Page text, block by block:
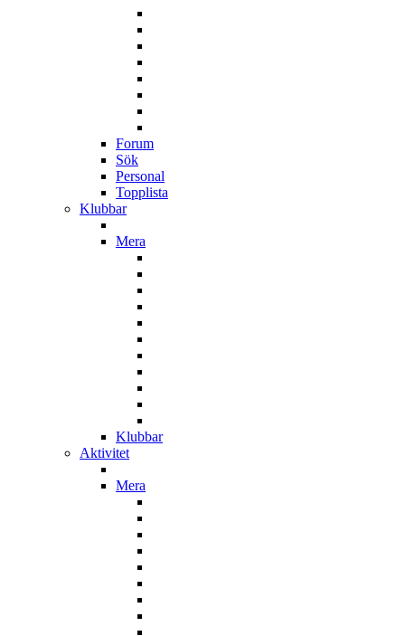
Forum
Sök
Personal
Topplista
Klubbar
Mera
Klubbar
Aktivitet
Mera